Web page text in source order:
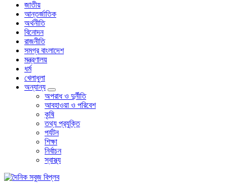
জাতীয়
আন্তর্জাতিক
অর্থনীতি
বিনোদন
রাজনীতি
সমগ্র বাংলাদেশ
মন্ত্রণালয়
ধর্ম
খেলাধুলা
অন্যান্য
অপরাধ ও দুর্নীতি
আবহাওয়া ও পরিবেশ
কৃষি
তথ্য প্রযুক্তি
পর্যটন
শিক্ষা
নির্বাচন
স্বাস্থ্য